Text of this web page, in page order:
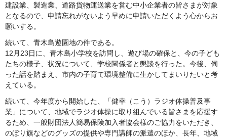
建設業、製造業、道路貨物運送業を営む中小企業者の皆さまが対象
となるので、申請忘れがないよう早めに申請いただくよう心からお
願いする。
続いて、青木島遊園地の件である。
12月23日に、青木島小学校を訪問し、遊び場の確保と、今の子ども
たちの様子、状況について、学校関係者と懇談を行った。今後、伺
った話を踏まえ、市内の子育て環境整備に生かしてまいりたいと考
えている。
続いて、今年度から開始した、「健幸（こう）ラジオ体操普及事
業」について、地域でラジオ体操に取り組んでいる皆さまを応援す
るため、一般財団法人簡易保険加入者協会様のご協力をいただき、
のぼり旗などのグッズの提供や専門講師の派遣のほか、長年、地域